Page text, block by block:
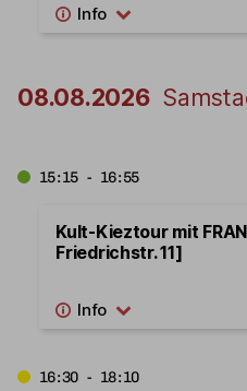
08.08.2026
15:15 - 16:55
Kult-Kieztour mit
Friedrichstr. 11]
16:30 - 18:10